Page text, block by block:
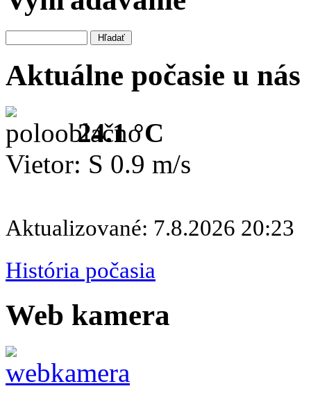
Aktuálne počasie u nás
24.1 °C
Vietor: S 0.9 m/s
Aktualizované: 7.8.2026 20:23
História počasia
Web kamera